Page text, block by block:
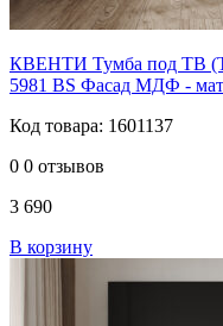
КВЕНТИ Тумба под ТВ
5981 BS Фасад МДФ -
Код товара: 1601137
0 0 отзывов
3 690
В корзину